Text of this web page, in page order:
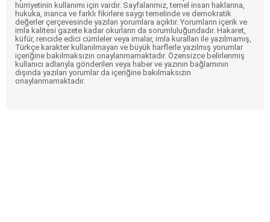
hürriyetinin kullanımı için vardır. Sayfalarımız, temel insan haklarına,
hukuka, inanca ve farklı fikirlere saygı temelinde ve demokratik
değerler çerçevesinde yazılan yorumlara açıktır. Yorumların içerik ve
imla kalitesi gazete kadar okurların da sorumluluğundadır. Hakaret,
küfür, rencide edici cümleler veya imalar, imla kuralları ile yazılmamış,
Türkçe karakter kullanılmayan ve büyük harflerle yazılmış yorumlar
içeriğine bakılmaksızın onaylanmamaktadır. Özensizce belirlenmiş
kullanıcı adlarıyla gönderilen veya haber ve yazının bağlamının
dışında yazılan yorumlar da içeriğine bakılmaksızın
onaylanmamaktadır.